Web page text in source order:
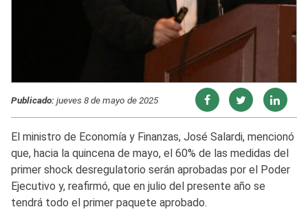
Publicado:jueves 8 de mayo de 2025
El ministro de Economía y Finanzas, José Salardi, mencionó
que, hacia la quincena de mayo, el 60% de las medidas del
primer shock desregulatorio serán aprobadas por el Poder
Ejecutivo y, reafirmó, que en julio del presente año se
tendrá todo el primer paquete aprobado.